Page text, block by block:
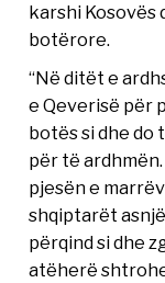
karshi Kosovës
botërore.
“Në ditët e
e Qeverisë për
botës si dhe do
për të
pjesën e
shqiptarët
përqind si dhe
atëherë